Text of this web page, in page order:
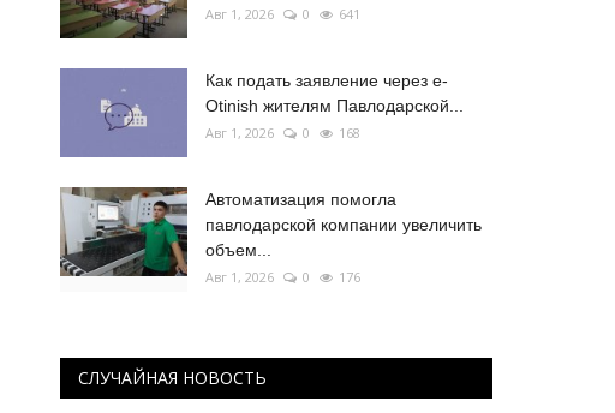
Авг 1, 2026 0 641
Как подать заявление через e-
Otinish жителям Павлодарской...
Авг 1, 2026 0 168
Автоматизация помогла
павлодарской компании увеличить
объем...
Авг 1, 2026 0 176
СЛУЧАЙНАЯ НОВОСТЬ